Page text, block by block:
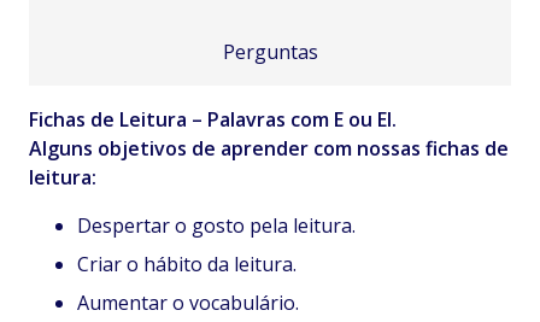
Perguntas
Fichas de Leitura – Palavras com E ou EI.
Alguns objetivos de aprender com nossas fichas de
leitura:
Despertar o gosto pela leitura.
Criar o hábito da leitura.
Aumentar o vocabulário.